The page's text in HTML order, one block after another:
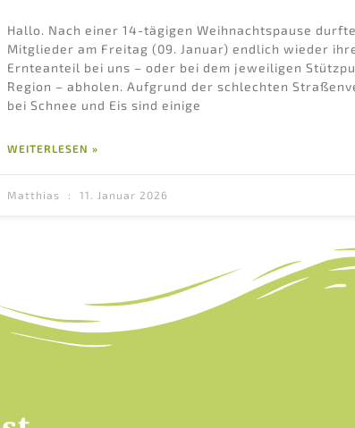
Hallo. Nach einer 14-tägigen Weihnachtspause
Mitglieder am Freitag (09. Januar) endlich wieder
Ernteanteil bei uns – oder bei dem jeweiligen
Region – abholen. Aufgrund der schlechten
bei Schnee und Eis sind einige
WEITERLESEN »
Matthias 11. Januar 2026